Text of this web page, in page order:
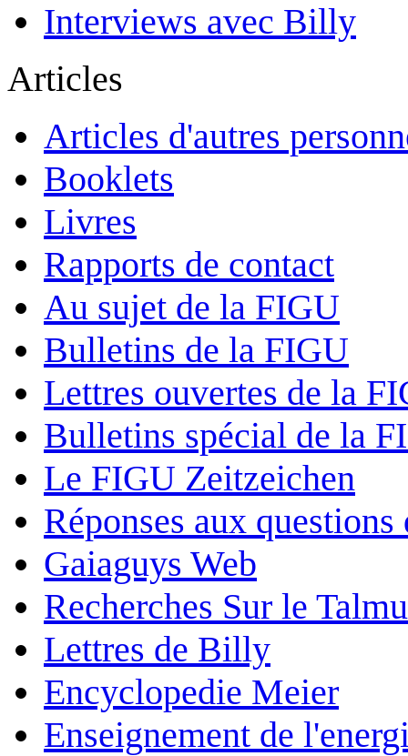
Interviews avec Billy
Articles
Articles d'autres
Booklets
Livres
Rapports de contact
Au sujet de la FIGU
Bulletins de la FIGU
Lettres ouvertes de la
Bulletins spécial de la
Le FIGU Zeitzeichen
Réponses aux
Gaiaguys Web
Recherches Sur le
Lettres de Billy
Encyclopedie Meier
Enseignement de